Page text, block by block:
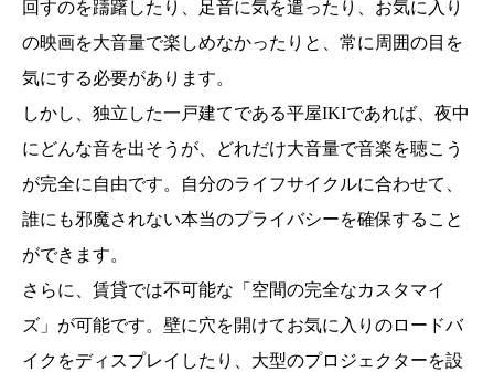
回すのを躊躇したり、足音に気を遣ったり、お気に入り
の映画を大音量で楽しめなかったりと、常に周囲の目を
気にする必要があります。
しかし、独立した一戸建てである平屋IKIであれば、夜中
にどんな音を出そうが、どれだけ大音量で音楽を聴こう
が完全に自由です。自分のライフサイクルに合わせて、
誰にも邪魔されない本当のプライバシーを確保すること
ができます。
さらに、賃貸では不可能な「空間の完全なカスタマイ
ズ」が可能です。壁に穴を開けてお気に入りのロードバ
イクをディスプレイしたり、大型のプロジェクターを設